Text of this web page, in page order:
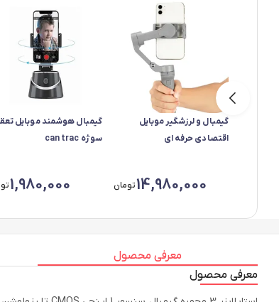
گیمبال و لرزشگیر موبایل
اقتصادی حرفه ای
14,980,000تومان
گیمبال هوشمند موبایل
سوژه can trac
1,980,000
معرفی محصول
معرفی محصول